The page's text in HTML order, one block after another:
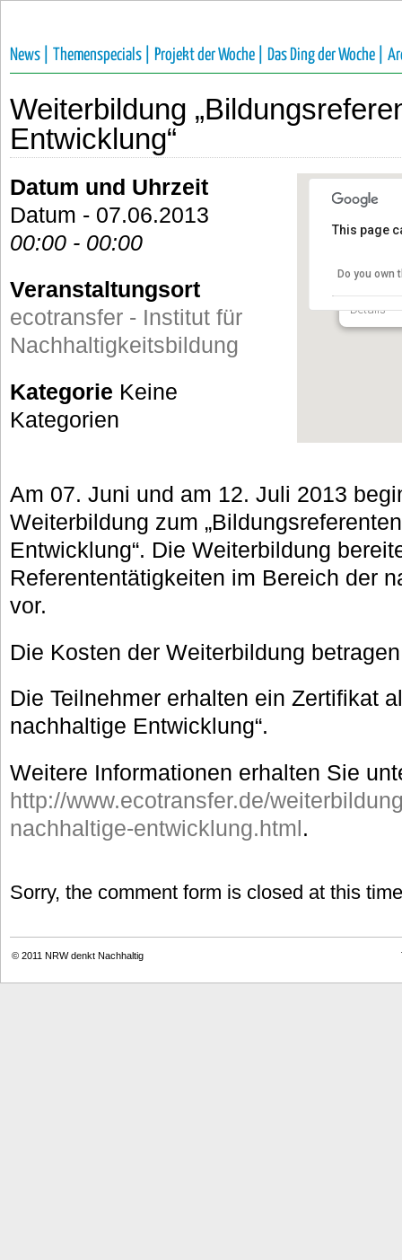
News | Themenspecials | Projekt der Woche | Das Ding der Woche |
Weiterbildung
Entwicklung“
Details
This page
Do you own
Datum und Uhrzeit
Datum - 07.06.2013
00:00 - 00:00
Veranstaltungsort
ecotransfer - Institut für
Nachhaltigkeitsbildung
Kategorie Keine
Kategorien
Am 07. Juni und am 12. Juli 2013
Weiterbildung zum
Entwicklung“. Die Weiterbildung
Referententätigkeiten im Bereich der
vor.
Die Kosten der Weiterbildung
Die Teilnehmer erhalten ein Zertifikat
nachhaltige Entwicklung“.
Weitere Informationen erhalten Sie
http://www.ecotransfer.de/
nachhaltige-entwicklung.html.
Sorry, the comment form is closed at this
© 2011 NRW denkt Nachhaltig